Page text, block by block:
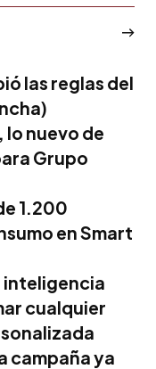
las reglas del
lo nuevo de
Grupo
1.200
en Smart
inteligencia
cualquier
campaña ya